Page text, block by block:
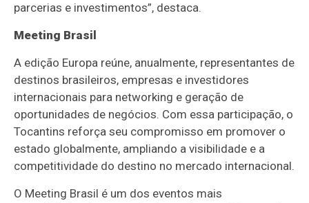
parcerias e investimentos”, destaca.
Meeting Brasil
A edição Europa reúne, anualmente, representantes de
destinos brasileiros, empresas e investidores
internacionais para networking e geração de
oportunidades de negócios. Com essa participação, o
Tocantins reforça seu compromisso em promover o
estado globalmente, ampliando a visibilidade e a
competitividade do destino no mercado internacional.
O Meeting Brasil é um dos eventos mais